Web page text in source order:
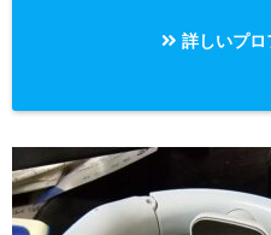
詳しいプロ